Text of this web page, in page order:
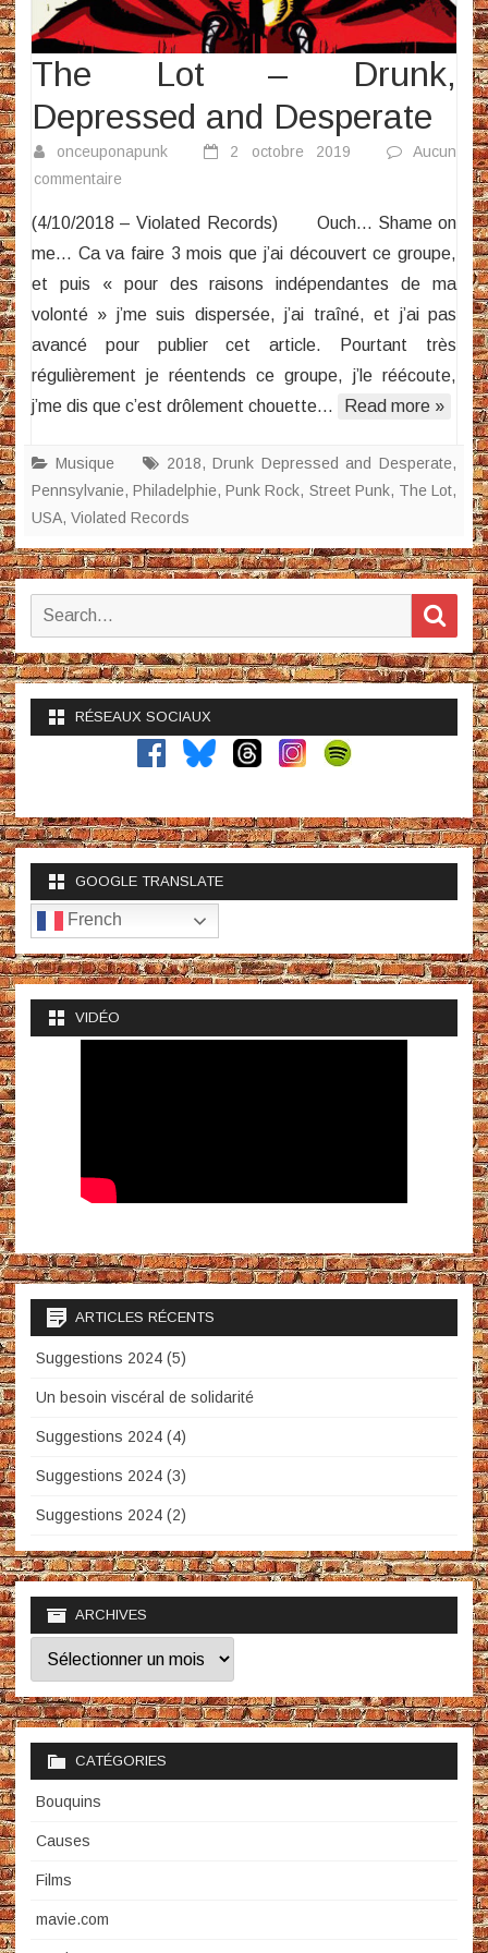
The Lot – Drunk,
Depressed and Desperate
onceuponapunk 2 octobre 2019
Aucun
commentaire
Lot
–
Drunk,
Depressed
and
Desperate
(4/10/2018 – Violated Records) Ouch… Shame on
me… Ca va faire 3 mois que j’ai découvert ce groupe,
et puis « pour des raisons indépendantes de ma
volonté » j’me suis dispersée, j’ai traîné, et j’ai pas
avancé pour publier cet article. Pourtant très
régulièrement je réentends ce groupe, j’le réécoute,
j’me dis que c’est drôlement chouette…
Read more »
Musique 2018,Drunk Depressed and Desperate,
Pennsylvanie,Philadelphie,Punk Rock, Street Punk, The Lot,
USA, Violated Records
Search
RÉSEAUX SOCIAUX
GOOGLE TRANSLATE
French
VIDÉO
ARTICLES RÉCENTS
Suggestions 2024 (5)
Un besoin viscéral de solidarité
Suggestions 2024 (4)
Suggestions 2024 (3)
Suggestions 2024 (2)
ARCHIVES
Archives
CATÉGORIES
Bouquins
Causes
Films
mavie.com